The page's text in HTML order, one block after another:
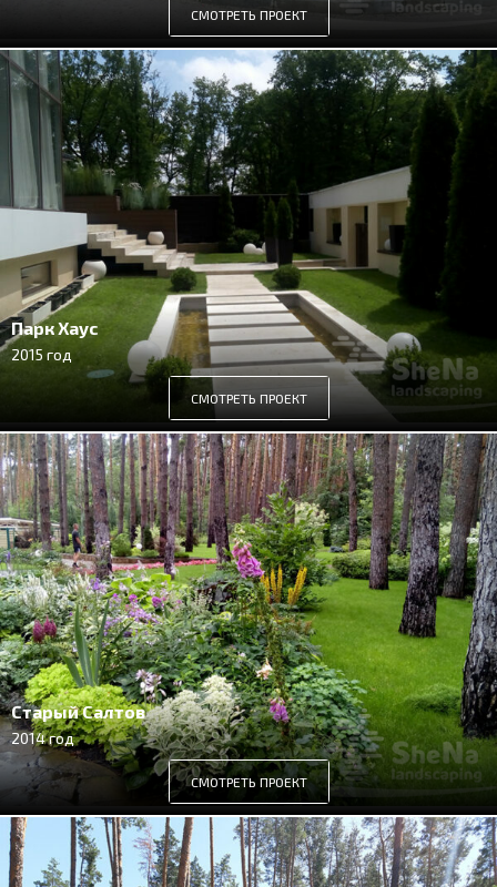
СМОТРЕТЬ ПРОЕКТ
Парк Хаус
2015 год
СМОТРЕТЬ ПРОЕКТ
Старый Салтов
2014 год
СМОТРЕТЬ ПРОЕКТ